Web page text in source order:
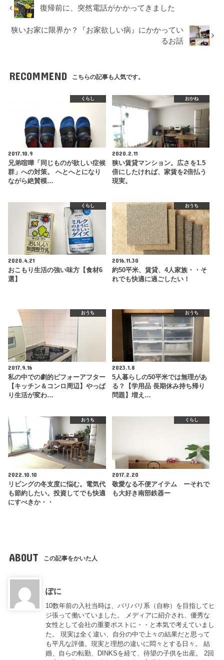
復帰前に、突然電話がかかってきました
狭いお家に限界か？『お家欲しい病』にかかってい
るお話
RECOMMEND こちらの記事も人気です。
くらし
2017.10.9
兄弟喧嘩「同じものが欲しい症候
群」への対策。 へとへとになり
ながら絶賛模…
おかね
2020.2.11
狭い賃貸マンション。広さを1.5
倍にしたければ、家賃を2倍払う
現実。
くらし
2020.4.21
おこもり生活の強い味方【食材6
選】
おうち
2016.11.30
約50平米、賃貸、4人家族・・そ
れでも快適に過ごしたい！
おうち
2017.9.16
私の中での劇的ビフォーアフター
【キッチン＆コンロ周辺】やっぱ
り生活が変わ…
おうち
2023.1.8
5人暮らしの50平米では無理があ
る？【学用品 長期休み持ち帰り
問題】増え…
おうち
2022.10.10
リビングの冬支度に悩む。電気代
も節約したい。投資してでも快適
にすべきか・・
くらし
2017.2.20
敬愛なる不便アイテム ーそれで
も大好き南部鉄器ー
ABOUT この記事をかいた人
ぽに
10数年前の入社当時は、バリバリ系（自称）を目指してヒ
ジ張って働いていました。 メディアに紹介され、優秀な
女性として会社の重要ポストに・・と本気で考えていまし
た。 現実は全く違い、自分の中で上々の結果だと思って
も平凡な評価。現実と理想の違いに悶々とする日々。 結
婚、自らの転勤、DINKSを経て、待望の子供を出産。 2回